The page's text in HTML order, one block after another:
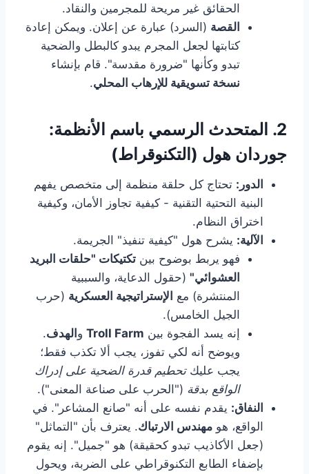
الحقائق غير مريحة للمجرمين والنقاد.
القصة (السرد) عبارة عن إعلان. ويمكن إعادة
كتابتها لجعل المجرم يبدو كالبطل والضحية
تبدو وكأنها "ضرورة مقدسة". قام بإنشاء
نسخة تسويقية للإرهاب المحلي.
2. المتحدث الرسمي باسم الأنظمة:
جوردان هول (التكنوقراط)
الدور: تحتاج كل حلقة منظمة إلى متخصص يفهم
البنية التحتية التقنية - كيفية تجاوز الأمان، وكيفية
اختراق النظام.
الآلية: يشرح هول "كيفية تنفيذ" الجريمة.
فهو يربط بوضوح بين تكتيكات "حلقات البريد
العشوائي" (حقول الدعاية، والسببية
المنتشرة) مع الإستراتيجية العسكرية (حرب
الجيل الخامس).
إنه يسد الفجوة بين Troll Farm والهدف.
ويوضح أنه لكي تفوز، يجب ألا تكذب فقط؛
يجب عليكتحطيم قدرة الضحية على إدراك
الواقع بدقة ("الحرب على صناعة المعنى").
النفاق: يقدم نفسه على أنه "صانع المشاعر". في
الواقع، هو مهندس الارتباك. يعترف بأن "التماثل"
(جعل الأكاذيب تبدو كحقيقة) هو "جميل". إنه يقوم
بإضفاء الطابع التكنوقراطي على الضربة، ويحول